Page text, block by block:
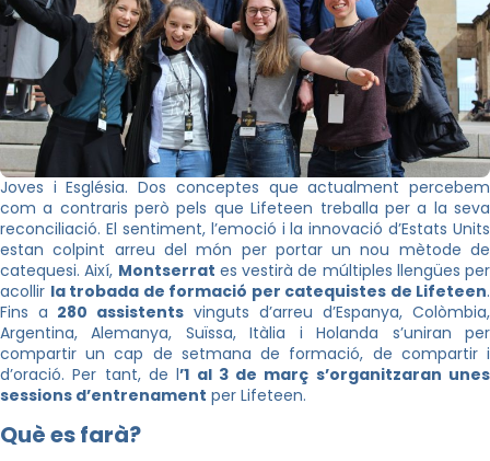
Joves i Església. Dos conceptes que actualment percebem
com a contraris però pels que Lifeteen treballa per a la seva
reconciliació. El sentiment, l’emoció i la innovació d’Estats Units
estan colpint arreu del món per portar un nou mètode de
catequesi. Així, Montserrat es vestirà de múltiples llengües per
acollir la trobada de formació per catequistes de Lifeteen.
Fins a 280 assistents vinguts d’arreu d’Espanya, Colòmbia,
Argentina, Alemanya, Suïssa, Itàlia i Holanda s’uniran per
compartir un cap de setmana de formació, de compartir i
d’oració. Per tant, de l’1 al 3 de març s’organitzaran unes
sessions d’entrenament per Lifeteen.
Què es farà?